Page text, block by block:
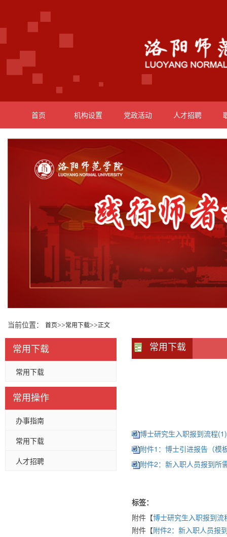
首页 机构设置 党政活动 人才招聘
当前位置： 首页>>常用下载>>正文
常用下载
常用下载
常用操作
办事指南
常用下载
人才招聘
常用下载
博士研究生入职报到流程
附件1：博士引进报告（模
附件2：新入职人员报到所
标签：
附件【博士研究生入职报到流
附件【附件2：新入职人员报